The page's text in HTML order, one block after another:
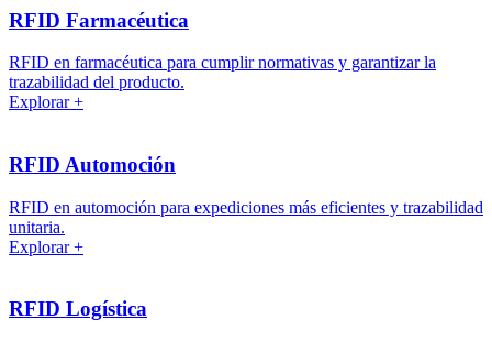
RFID Farmacéutica
RFID en farmacéutica para cumplir normativas y garantizar la
trazabilidad del producto.
Explorar +
RFID Automoción
RFID en automoción para expediciones más eficientes y trazabilidad
unitaria.
Explorar +
RFID Logística